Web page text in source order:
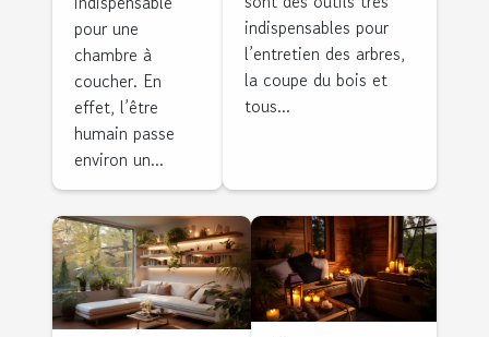
intégré ?
pour une
chambre à
coucher. En
effet, l’être
humain passe
environ un...
indispensables pour
l’entretien des arbres,
la coupe du bois et
tous...